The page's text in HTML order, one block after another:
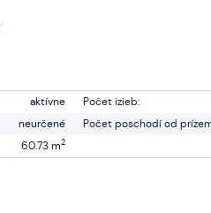
aktívne
neurčené
60.73 m2
Počet izieb:
Počet poschodí od